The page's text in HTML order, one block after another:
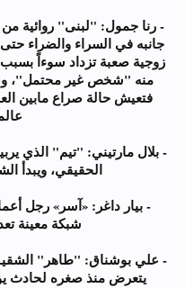
- رنا جمول: "لبنى" روائية
جانبه في السراء والضراء
زوجية صعبة تزداد سوءاً
منه "شخص غير محتمل"،
فتعيش حالة صراع مابين
- بلال مارتيني: "تيم" الذي
الحقيقي، ويبدأ
- بيار داغر: «آسر» رجل
شبكة معينة
- علي بوشناق: "طاهر"
يتعرض منذ صغره لحادث